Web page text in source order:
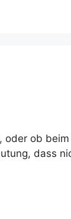
oder ob
dass